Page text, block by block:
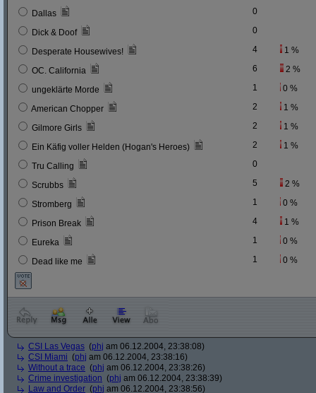
Dallas 0
Dick & Doof 0
Desperate Housewives! 4 1 %
OC. California 6 2 %
ungeklärte Morde 1 0 %
American Chopper 2 1 %
Gilmore Girls 2 1 %
Ein Käfig voller Helden (Hogan's Heroes) 2 1 %
Tru Calling 0
Scrubbs 5 2 %
Stromberg 1 0 %
Prison Break 4 1 %
Eureka 1 0 %
Dead like me 1 0 %
CSI Las Vegas (phj am 06.12.2004, 23:38:08)
CSI Miami (phj am 06.12.2004, 23:38:16)
Without a trace (phj am 06.12.2004, 23:38:26)
Crime investigation (phj am 06.12.2004, 23:38:39)
Law and Order (phj am 06.12.2004, 23:38:56)